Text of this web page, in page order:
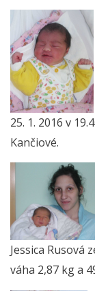
25. 1. 2016 v
Kančiové.
Jessica Rusová
váha 2,87 kg a